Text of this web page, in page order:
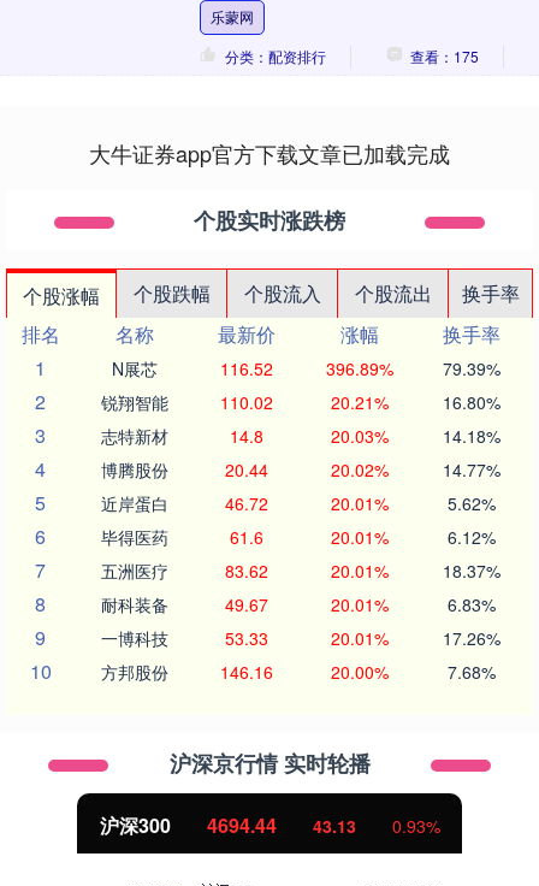
青春对话。高....
乐蒙网
分类：配资排行
查看：175
大牛证券app官方下载文章已加载完成
个股实时涨跌榜
个股涨幅 个股跌幅 个股流入 个股流出
换手率
排名
名称 最新价 涨幅
换手率
1
N展芯 116.52 396.89% 79.39%
2 锐翔智能 110.02 20.21% 16.80%
3 志特新材 14.8 20.03% 14.18%
4 博腾股份 20.44 20.02% 14.77%
5 近岸蛋白 46.72 20.01% 5.62%
6 毕得医药 61.6 20.01% 6.12%
7 五洲医疗 83.62 20.01% 18.37%
8 耐科装备 49.67 20.01% 6.83%
9 一博科技 53.33 20.01% 17.26%
10 方邦股份 146.16 20.00% 7.68%
沪深京行情 实时轮播
沪深300 4694.44 43.13 0.93%